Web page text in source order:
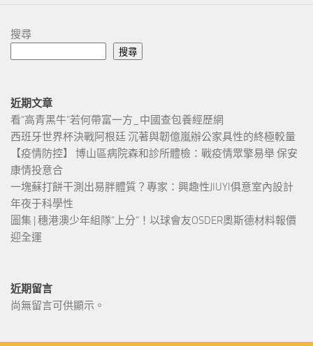
搜尋
搜尋
近期文章
看“高青黑牛”若何帶富一方_中國查包養經歷網
西班牙世界杯決戰阿根廷 沉著與韌億嵐辦公家具性的終極較量
【疫情防控】 博山區病院森和診所體檢：戰疫情眾擎易舉 保安
康情投意合
一塊蘇打餅干測出易胖體質？專家：興趣性JIUYI俱意室內設計
年夜于科學性
圖集 | 穗港澳少年組隊“上分“！以球會友OSDER奧斯德材料報價
迎全運
近期留言
尚無留言可供顯示。